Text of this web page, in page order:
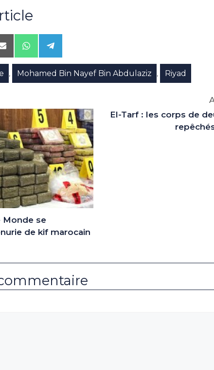
Share
on
Email
Share
on
WhatsApp
Share
on
Telegram
, Mohamed Bin Nayef Bin Abdulaziz , Riyad
Monde se
de kif marocain
El-Tarf : les corps de